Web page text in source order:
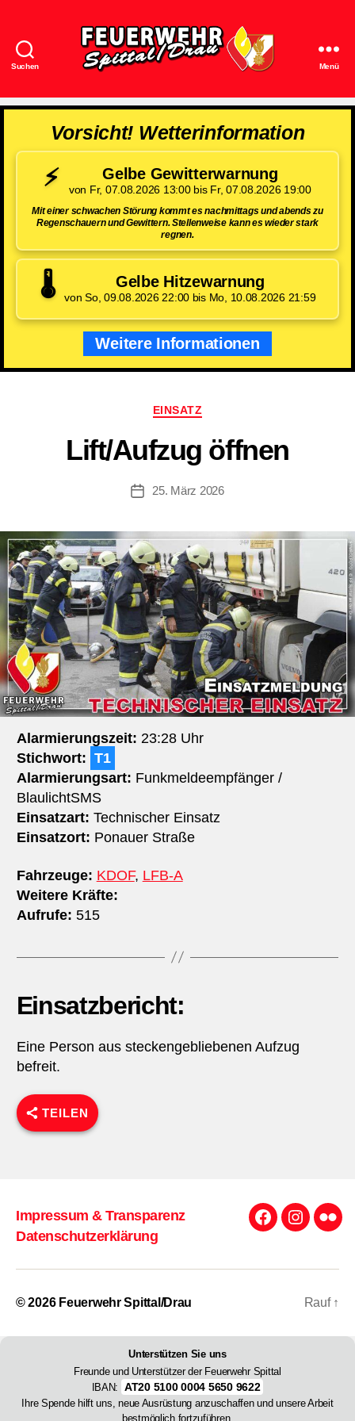
Suchen
Spittal/Drau
Menü
Vorsicht! Wetterinformation
⚡ Gelbe Gewitterwarnung
von Fr, 07.08.2026 13:00 bis Fr, 07.08.2026 19:00
Mit einer schwachen Störung kommt es nachmittags und abends zu
Regenschauern und Gewittern. Stellenweise kann es wieder stark
regnen.
🌡️ Gelbe Hitzewarnung
von So, 09.08.2026 22:00 bis Mo, 10.08.2026 21:59
Weitere Informationen
Kategorien
EINSATZ
Lift/​Aufzug öffnen
Beitragsdatum
25. März 2026
Alarmierungszeit: 23:28 Uhr
Stichwort: T1
Alarmierungsart: Funkmeldeempfänger /
BlaulichtSMS
Einsatzart: Technischer Einsatz
Einsatzort: Ponauer Straße
Fahrzeuge: KDOF, LFB-A
Weitere Kräfte:
Aufrufe: 515
Einsatzbericht:
Eine Person aus steckengebliebenen Aufzug
befreit.
TEILEN
Impressum & Transparenz
Datenschutzerklärung
Facebook
© 2026 Feuerwehr Spittal/Drau Rauf ↑
Unterstützen Sie uns
Freunde und Unterstützer der Feuerwehr Spittal
IBAN: AT20 5100 0004 5650 9622
Ihre Spende hilft uns, neue Ausrüstung anzuschaffen und unsere Arbeit
bestmöglich fortzuführen.